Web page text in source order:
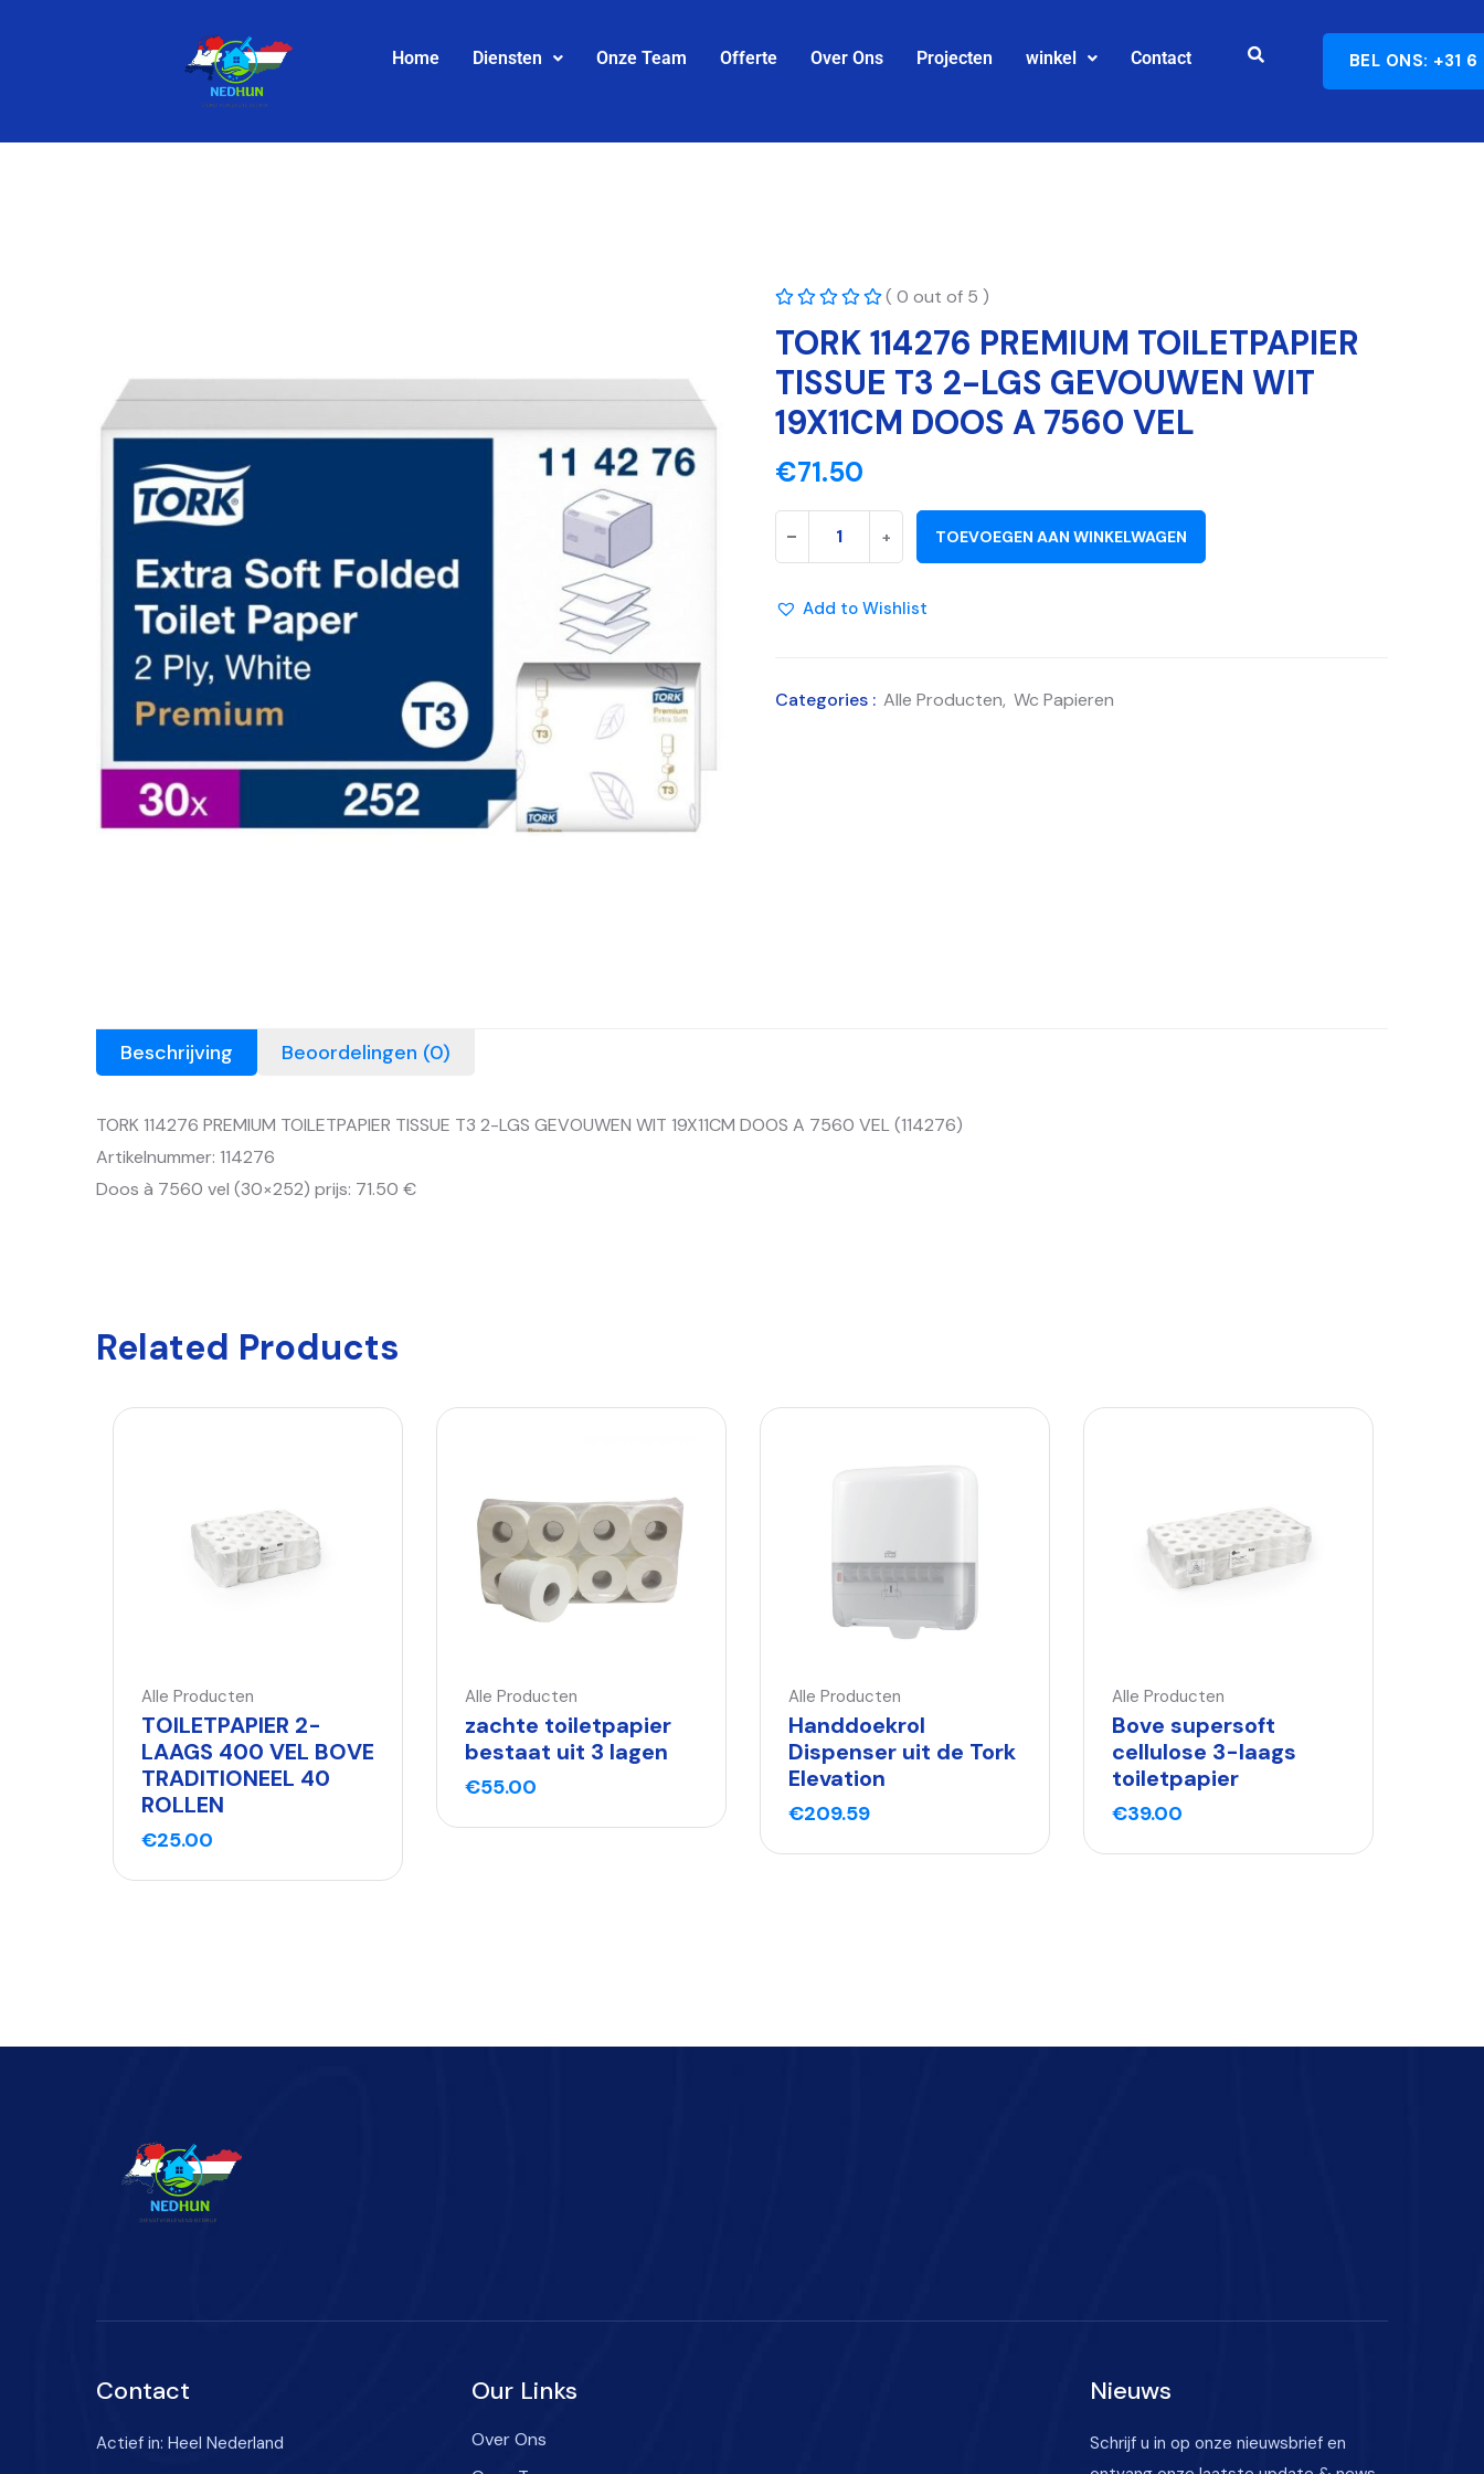
Home Diensten Onze Team Offerte Over Ons Projecten winkel Contact BEL ONS: +31
( 0 out of 5 )
TORK 114276 PREMIUM TOILETPAPIER
TISSUE T3 2-LGS GEVOUWEN WIT
19X11CM DOOS A 7560 VEL
€71.50
- + TOEVOEGEN AAN WINKELWAGEN
Add to Wishlist
Categories : Alle Producten, Wc Papieren
Beschrijving Beoordelingen (0)
TORK 114276 PREMIUM TOILETPAPIER TISSUE T3 2-LGS GEVOUWEN WIT 19X11CM DOOS A 7560 VEL (114276)
Artikelnummer: 114276
Doos à 7560 vel (30×252) prijs: 71.50 €
Related Products
Alle Producten
TOILETPAPIER 2-
LAAGS 400 VEL BOVE
TRADITIONEEL 40
ROLLEN
€25.00
Alle Producten
zachte toiletpapier
bestaat uit 3 lagen
€55.00
Alle Producten
Handdoekrol
Dispenser uit de Tork
Elevation
€209.59
Alle Producten
Bove supersoft
cellulose 3-laags
toiletpapier
€39.00
Contact
Actief in: Heel Nederland
Our Links
Over Ons
Nieuws
Schrijf u in op onze nieuwsbrief en